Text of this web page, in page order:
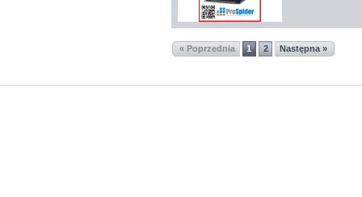
« Poprzednia 1 2 Następna »